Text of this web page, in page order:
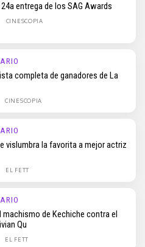
entrega de los SAG Awards
CINESCOPIA
completa de ganadores de La
CINESCOPIA
vislumbra la favorita a mejor actriz
EL FETT
machismo de Kechiche contra el
Qu
EL FETT